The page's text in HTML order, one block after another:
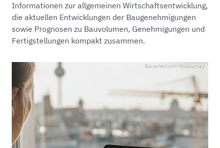
Informationen zur allgemeinen Wirtschaftsentwicklung,
die aktuellen Entwicklungen der Baugenehmigungen
sowie Prognosen zu Bauvolumen, Genehmigungen und
Fertigstellungen kompakt zusammen.
Generiert mit: Midjourney